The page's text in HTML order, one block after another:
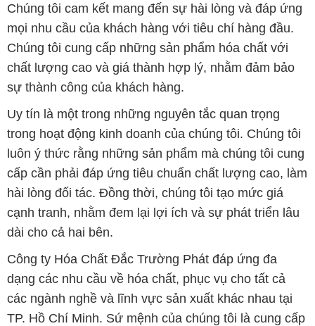
Chúng tôi cam kết mang đến sự hài lòng và đáp ứng
mọi nhu cầu của khách hàng với tiêu chí hàng đầu.
Chúng tôi cung cấp những sản phẩm hóa chất với
chất lượng cao và giá thành hợp lý, nhằm đảm bảo
sự thành công của khách hàng.
Uy tín là một trong những nguyên tắc quan trọng
trong hoạt động kinh doanh của chúng tôi. Chúng tôi
luôn ý thức rằng những sản phẩm mà chúng tôi cung
cấp cần phải đáp ứng tiêu chuẩn chất lượng cao, làm
hài lòng đối tác. Đồng thời, chúng tôi tạo mức giá
cạnh tranh, nhằm đem lại lợi ích và sự phát triển lâu
dài cho cả hai bên.
Công ty Hóa Chất Đắc Trường Phát đáp ứng đa
dạng các nhu cầu về hóa chất, phục vụ cho tất cả
các ngành nghề và lĩnh vực sản xuất khác nhau tại
TP. Hồ Chí Minh. Sứ mệnh của chúng tôi là cung cấp